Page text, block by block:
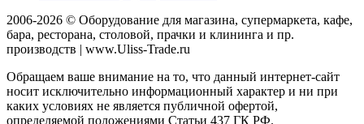
2006-2026 © Оборудование для магазина, супермаркета, кафе,
бара, ресторана, столовой, прачки и клининга и пр.
производств | www.Uliss-Trade.ru
Обращаем ваше внимание на то, что данный интернет-сайт
носит исключительно информационный характер и ни при
каких условиях не является публичной офертой,
определяемой положениями Статьи 437 ГК РФ.